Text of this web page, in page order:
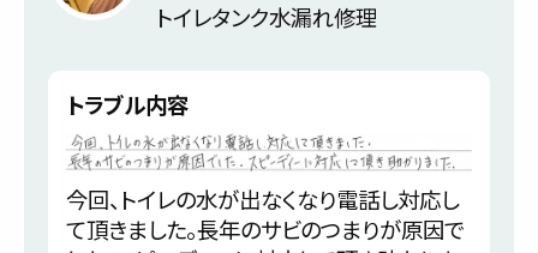
トイレタンク水漏れ修理
トラブル内容
今回、トイレの水が出なくなり電話し対応し
て頂きました。長年のサビのつまりが原因で